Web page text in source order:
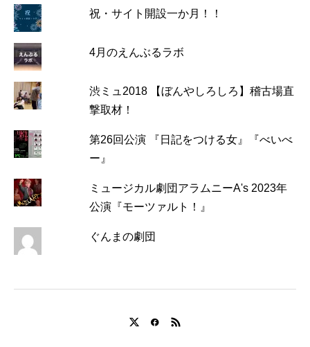
祝・サイト開設一か月！！
4月のえんぶるラボ
渋ミュ2018 【ぼんやしろしろ】稽古場直
撃取材！
第26回公演 『日記をつける女』『べいべ
ー』
ミュージカル劇団アラムニーA's 2023年
公演『モーツァルト！』
ぐんまの劇団